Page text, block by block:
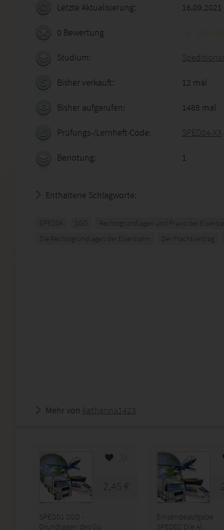
Letzte Aktualisierung: 16.09.2021
0 Bewertung
Studium:
Bisher verkauft: 12 mal
Bisher aufgerufen: 1488 mal
Prüfungs-/Lernheft-Code: SPED04-XX
Benotung: 1
Enthaltene Schlagworte:
SPED04 SGD
Rechtsgrundlagen und Praxis des
Die Rechtsgrundlagen der Eisenbahn
Der Frachtvertrag
Mehr von katharina1423
2,45 €
SPED01 SGD -
Grundlagen des Gü...
Einsendeaufgabe
SPED02 Die Al...